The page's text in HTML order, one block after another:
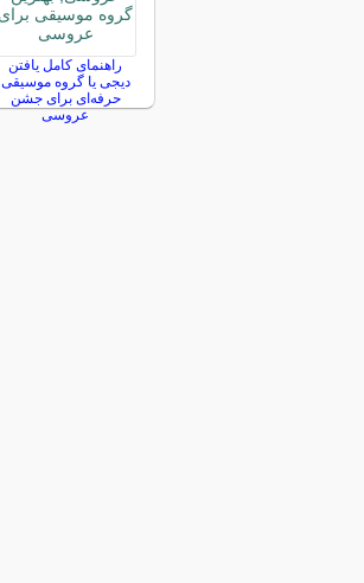
راهنمای کامل یافتن
دیجی یا گروه موسیقی
حرفه‌ای برای جشن
عروسی